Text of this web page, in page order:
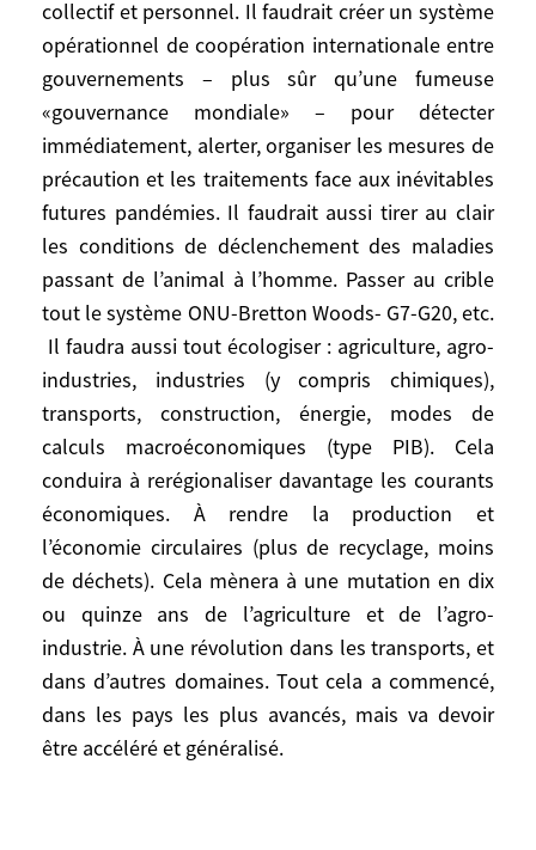
collectif et personnel. Il faudrait créer un système
opérationnel de coopération internationale entre
gouvernements – plus sûr qu’une fumeuse
«gouvernance mondiale» – pour détecter
immédiatement, alerter, organiser les mesures de
précaution et les traitements face aux inévitables
futures pandémies. Il faudrait aussi tirer au clair
les conditions de déclenchement des maladies
passant de l’animal à l’homme. Passer au crible
tout le système ONU-Bretton Woods- G7-G20, etc.
Il faudra aussi tout écologiser : agriculture, agro-
industries, industries (y compris chimiques),
transports, construction, énergie, modes de
calculs macroéconomiques (type PIB). Cela
conduira à rerégionaliser davantage les courants
économiques. À rendre la production et
l’économie circulaires (plus de recyclage, moins
de déchets). Cela mènera à une mutation en dix
ou quinze ans de l’agriculture et de l’agro-
industrie. À une révolution dans les transports, et
dans d’autres domaines. Tout cela a commencé,
dans les pays les plus avancés, mais va devoir
être accéléré et généralisé.
changements à opérer. Bien sûr, de
puissantes forces d’inertie économiques,
commerciales et sociétales vont exiger le
retour à la «normale», surtout si le
traitement des Coréens et du Dr Raoult
s’avère efficace. Il ne faudrait pas leur
céder, en commençant par essayer de
conserver les gestes barrières de
précaution, après la sortie du confinement.
Au-delà, il faut procéder à une évaluation
implacable de tout ce qui doit être corrigé
ou abandonné aux niveaux international,
européen, national, scientifique,
administratif, collectif et personnel. Il
faudrait créer un système opérationnel de
coopération internationale entre
gouvernements – plus sûr qu’une fumeuse
«gouvernance mondiale» – pour détecter
immédiatement, alerter, organiser les
mesures de précaution et les traitements
face aux inévitables futures pandémies. Il
faudrait aussi tirer au clair les conditions
de déclenchement des maladies passant
de l’animal à l’homme. Passer au crible